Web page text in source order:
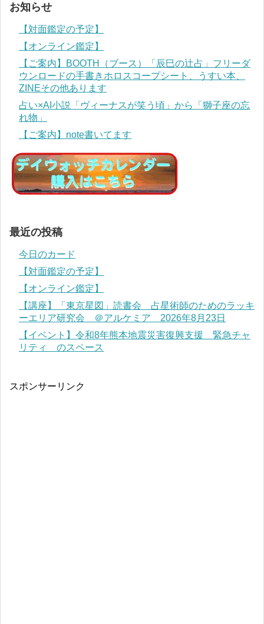
お知らせ
【対面鑑定の予定】
【オンライン鑑定】
【ご案内】BOOTH（ブース）「辰巳の辻占」フリーダ
ウンロードの手書きホロスコープシート、うすい本、
ZINEその他あります
占い×AI小説「ヴィーナスが笑う頃」から「獅子座の忘
れ物」
【ご案内】note書いてます
最近の投稿
今日のカード
【対面鑑定の予定】
【オンライン鑑定】
【講座】「東京星図」読書会 占星術師のためのラッキ
ーエリア研究会 ＠アルケミア 2026年8月23日
【イベント】令和8年熊本地震災害復興支援 緊急チャ
リティ のスペース
スポンサーリンク